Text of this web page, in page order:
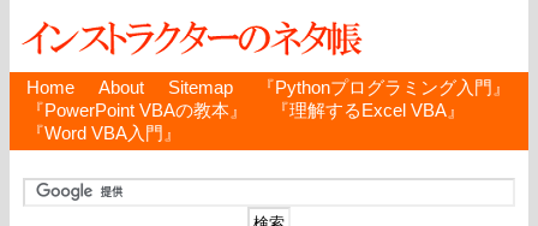
Home About Sitemap
『Pythonプログラミング入門』
『PowerPoint VBAの教本』
『理解するExcel VBA』
『Word VBA入門』